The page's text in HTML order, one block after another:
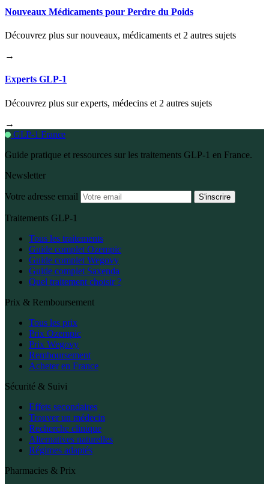
Nouveaux Médicaments pour Perdre du Poids
Découvrez plus sur nouveaux, médicaments et 2 autres sujets
→
Experts GLP-1
Découvrez plus sur experts, médecins et 2 autres sujets
→
GLP-1 France
Guide pratique et ressources sur les traitements GLP-1 en France.
Newsletter
Votre adresse email S'inscrire
Traitements GLP-1
Tous les traitements
Guide complet Ozempic
Guide complet Wegovy
Guide complet Saxenda
Quel traitement choisir ?
Prix & Remboursement
Tous les prix
Prix Ozempic
Prix Wegovy
Remboursement
Acheter en France
Sécurité & Suivi
Effets secondaires
Trouver un médecin
Recherche clinique
Alternatives naturelles
Régimes adaptés
Pharmacies & Prix